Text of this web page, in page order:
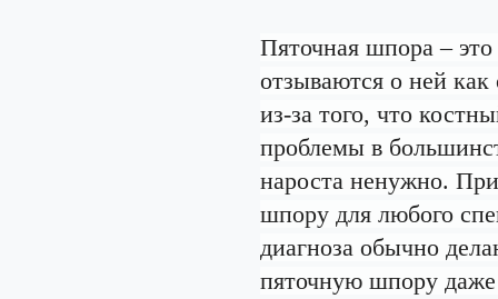
Пяточная шпора –
отзываются о ней
из-за того, что
проблемы в
нароста ненужно.
шпору для любого
диагноза обычно
пяточную шпору